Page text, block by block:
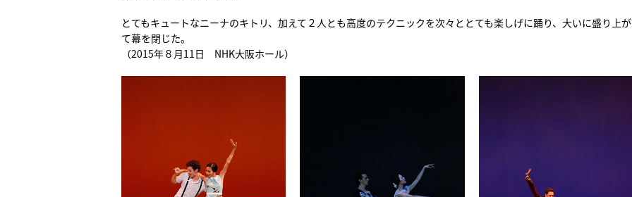
とてもキュートなニーナのキトリ、加えて２人とも高度のテクニックを次々ととても楽しげに踊り、大いに盛り上
て幕を閉じた。
（2015年８月11日 NHK大阪ホール）